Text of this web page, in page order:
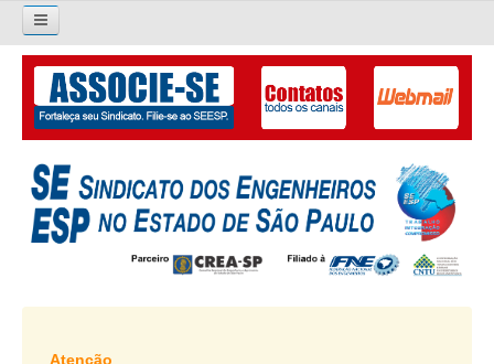
Pesquisar...
O SINDICATO
APRESENTAÇÃO
PALAVRA DO PRESIDENTE
DIRETORIA
LIVRO GESTÃO 2026-2029
Atenção